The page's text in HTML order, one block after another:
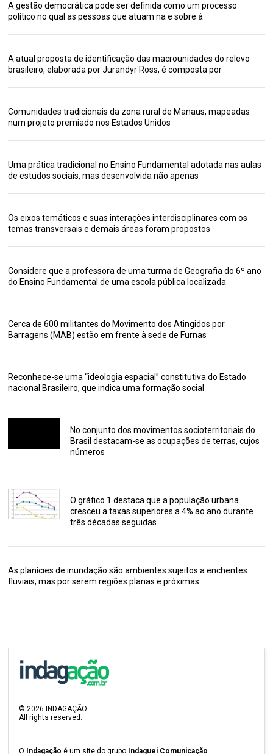
A gestão democrática pode ser definida como um processo
político no qual as pessoas que atuam na e sobre à
A atual proposta de identificação das macrounidades do relevo
brasileiro, elaborada por Jurandyr Ross, é composta por
Comunidades tradicionais da zona rural de Manaus, mapeadas
num projeto premiado nos Estados Unidos
Uma prática tradicional no Ensino Fundamental adotada nas aulas
de estudos sociais, mas desenvolvida não apenas
Os eixos temáticos e suas interações interdisciplinares com os
temas transversais e demais áreas foram propostos
Considere que a professora de uma turma de Geografia do 6º ano
do Ensino Fundamental de uma escola pública localizada
Cerca de 600 militantes do Movimento dos Atingidos por
Barragens (MAB) estão em frente à sede de Furnas
Reconhece-se uma “ideologia espacial” constitutiva do Estado
nacional Brasileiro, que indica uma formação social
No conjunto dos movimentos socioterritoriais do
Brasil destacam-se as ocupações de terras, cujos
números
O gráfico 1 destaca que a população urbana
cresceu a taxas superiores a 4% ao ano durante
três décadas seguidas
As planícies de inundação são ambientes sujeitos a enchentes
fluviais, mas por serem regiões planas e próximas
©2026 INDAGAÇÃO
All rights reserved.
O Indagação é um site do grupo Indaguei Comunicação.